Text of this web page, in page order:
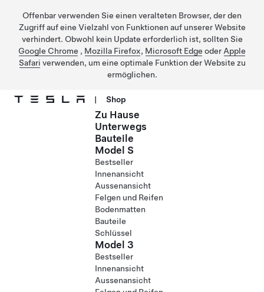
Offenbar verwenden Sie einen veralteten Browser, der den
Zugriff auf eine Vielzahl von Funktionen auf unserer Website
verhindert. Obwohl kein Update erforderlich ist, sollten Sie
Google Chrome , Mozilla Firefox, Microsoft Edge oder Apple
Safari verwenden, um eine optimale Funktion der Website zu
ermöglichen.
| Shop
Zu Hause
Unterwegs
Bauteile
Model S
Bestseller
Innenansicht
Aussenansicht
Felgen und Reifen
Bodenmatten
Bauteile
Schlüssel
Model 3
Bestseller
Innenansicht
Aussenansicht